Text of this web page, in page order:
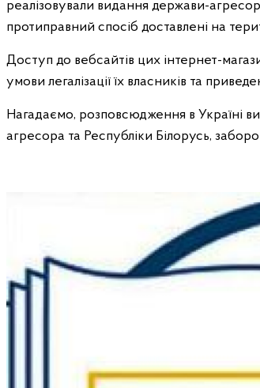
реалізовували видання держави-
протиправний спосіб доставлені на
Доступ до вебсайтів цих інтернет-
умови легалізації їх власників та
Нагадаємо, розповсюдження в Україні
агресора та Республіки Білорусь,